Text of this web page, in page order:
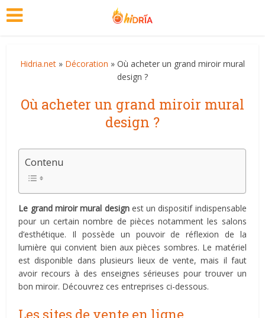
Hidria.net » Décoration » Où acheter un grand miroir mural
design ?
Où acheter un grand miroir mural
design ?
Contenu
Le grand miroir mural designest un dispositif indispensable
pour un certain nombre de pièces notamment les salons
d’esthétique. Il possède un pouvoir de réflexion de la
lumière qui convient bien aux pièces sombres. Le matériel
est disponible dans plusieurs lieux de vente, mais il faut
avoir recours à des enseignes sérieuses pour trouver un
bon miroir. Découvrez ces entreprises ci-dessous.
Les sites de vente en ligne